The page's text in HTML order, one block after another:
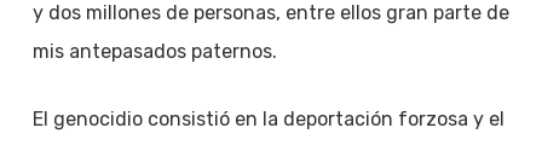
y dos millones de personas, entre ellos gran parte de
mis antepasados paternos.
El genocidio consistió en la deportación forzosa y el